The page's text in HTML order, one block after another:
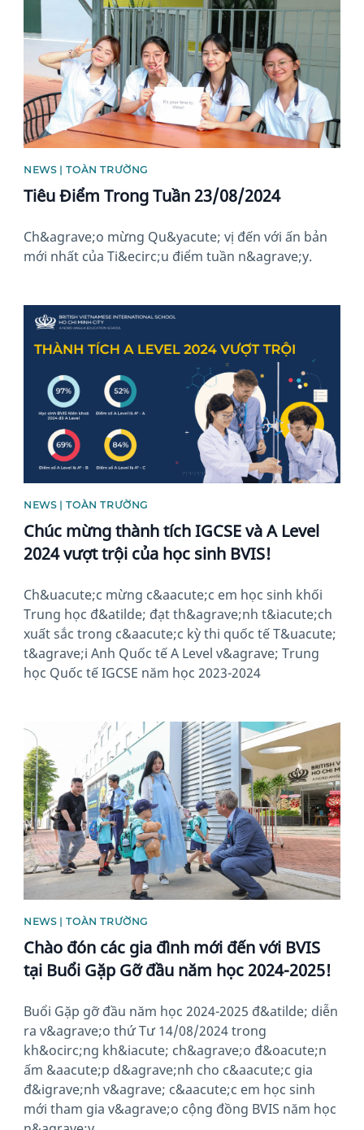
NEWS | TOÀN TRƯỜNG
Tiêu Điểm Trong Tuần 23/08/2024
Ch&agrave;o mừng Qu&yacute; vị đến với ấn bản
mới nhất của Ti&ecirc;u điểm tuần n&agrave;y.
News image
NEWS | TOÀN TRƯỜNG
Chúc mừng thành tích IGCSE và A Level
2024 vượt trội của học sinh BVIS!
Ch&uacute;c mừng c&aacute;c em học sinh khối
Trung học đ&atilde; đạt th&agrave;nh t&iacute;ch
xuất sắc trong c&aacute;c kỳ thi quốc tế T&uacute;
t&agrave;i Anh Quốc tế A Level v&agrave; Trung
học Quốc tế IGCSE năm học 2023-2024
News image
NEWS | TOÀN TRƯỜNG
Chào đón các gia đình mới đến với BVIS
tại Buổi Gặp Gỡ đầu năm học 2024-2025!
Buổi Gặp gỡ đầu năm học 2024-2025 đ&atilde; diễn
ra v&agrave;o thứ Tư 14/08/2024 trong
kh&ocirc;ng kh&iacute; ch&agrave;o đ&oacute;n
ấm &aacute;p d&agrave;nh cho c&aacute;c gia
đ&igrave;nh v&agrave; c&aacute;c em học sinh
mới tham gia v&agrave;o cộng đồng BVIS năm học